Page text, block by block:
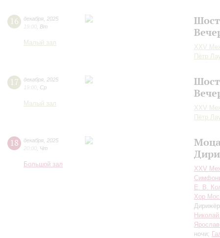
16 декабря 2025
19:00 Вт
Малый зал
XXV
Пётр
17 декабря 2025
19:00 Ср
Малый зал
XXV
Пётр
18 декабря 2025
20:00 Чт
Большой зал
XXV
Е. В.
Хор
ночи;